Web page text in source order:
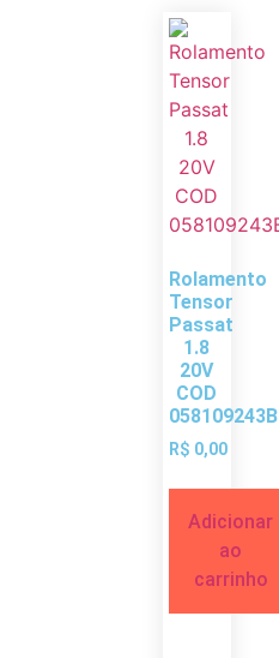
Rolamento
Tensor
Passat
1.8
20V
COD
058109243B
R$ 0,00
Adicionar
ao
carrinho